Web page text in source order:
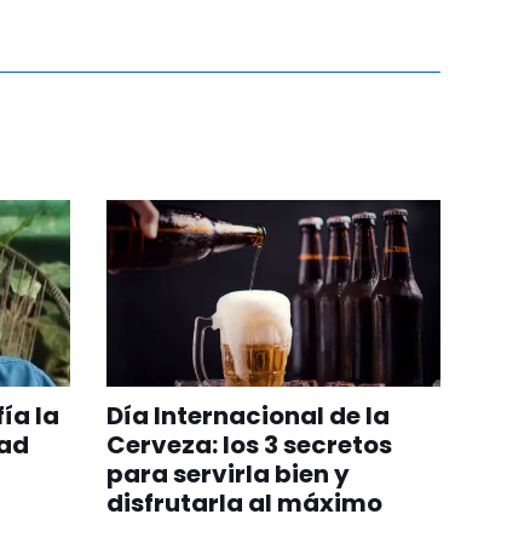
la
Día Internacional de la
Cerveza: los 3 secretos
para servirla bien y
disfrutarla al máximo